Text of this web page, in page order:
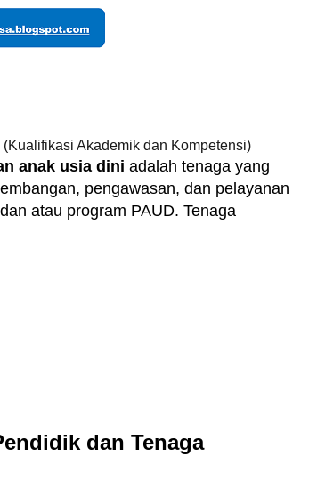
Akademik dan Kompetensi)
anak usia dini adalah tenaga yang
pengawasan, dan pelayanan
atau program PAUD. Tenaga
dan Tenaga